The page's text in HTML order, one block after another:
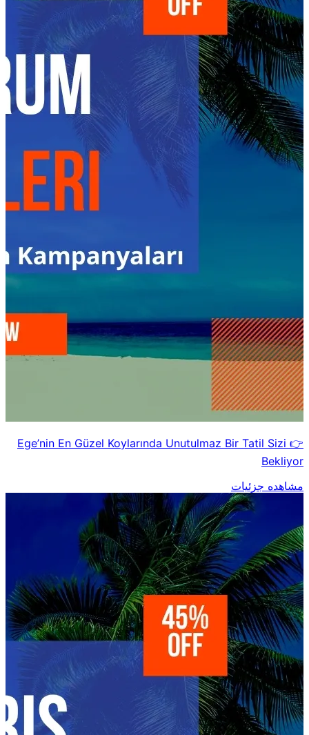
👉 Ege’nin En Güzel Koylarında Unutulmaz Bir Tatil Sizi
Bekliyor
مشاهده جزئیات